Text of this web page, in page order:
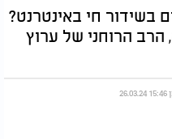
בשידור חי באינטרנט?
הרב הרוחני של ערוץ